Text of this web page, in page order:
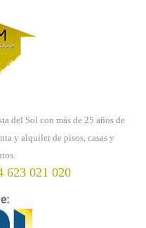
del Sol con más de 25 años de
y alquiler de pisos, casas y
623 021 020